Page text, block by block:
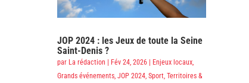
JOP 2024 : les Jeux de toute la Seine
Saint-Denis ?
par La rédaction | Fév 24, 2026| Enjeux locaux,
Grands événements, JOP 2024, Sport Territoires &